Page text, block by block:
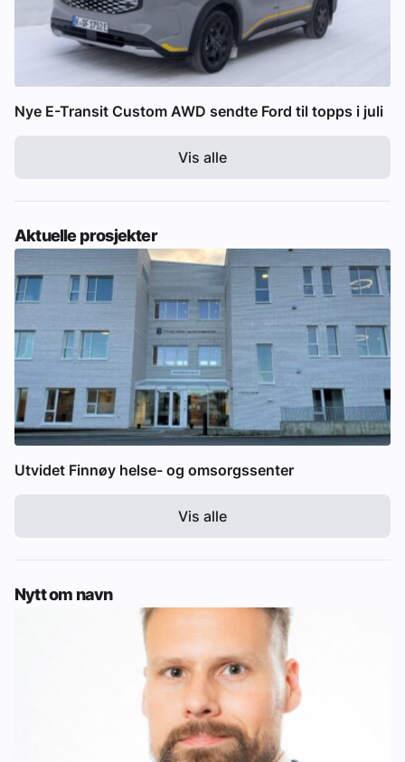
Nye E-Transit Custom AWD sendte Ford til topps i juli
Vis alle
Aktuelle prosjekter
Utvidet Finnøy helse- og omsorgssenter
Vis alle
Nytt om navn